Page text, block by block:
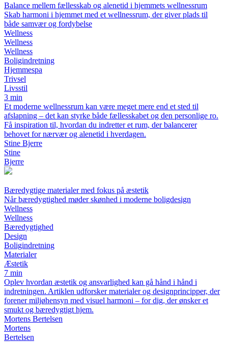
Balance mellem fællesskab og alenetid i hjemmets wellnessrum
Skab harmoni i hjemmet med et wellnessrum, der giver plads til
både samvær og fordybelse
Wellness
Wellness
Wellness
Boligindretning
Hjemmespa
Trivsel
Livsstil
3 min
Et moderne wellnessrum kan være meget mere end et sted til
afslapning – det kan styrke både fællesskabet og den personlige ro.
Få inspiration til, hvordan du indretter et rum, der balancerer
behovet for nærvær og alenetid i hverdagen.
Stine Bjerre
Stine
Bjerre
Bæredygtige materialer med fokus på æstetik
Når bæredygtighed møder skønhed i moderne boligdesign
Wellness
Wellness
Bæredygtighed
Design
Boligindretning
Materialer
Æstetik
7 min
Oplev hvordan æstetik og ansvarlighed kan gå hånd i hånd i
indretningen. Artiklen udforsker materialer og designprincipper, der
forener miljøhensyn med visuel harmoni – for dig, der ønsker et
smukt og bæredygtigt hjem.
Mortens Bertelsen
Mortens
Bertelsen